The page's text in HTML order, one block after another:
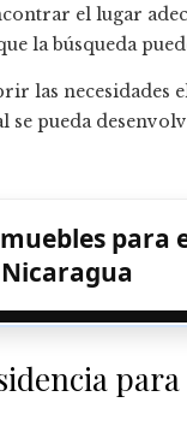
el lugar
la búsqueda
las necesidades
pueda
para
Nicaragua